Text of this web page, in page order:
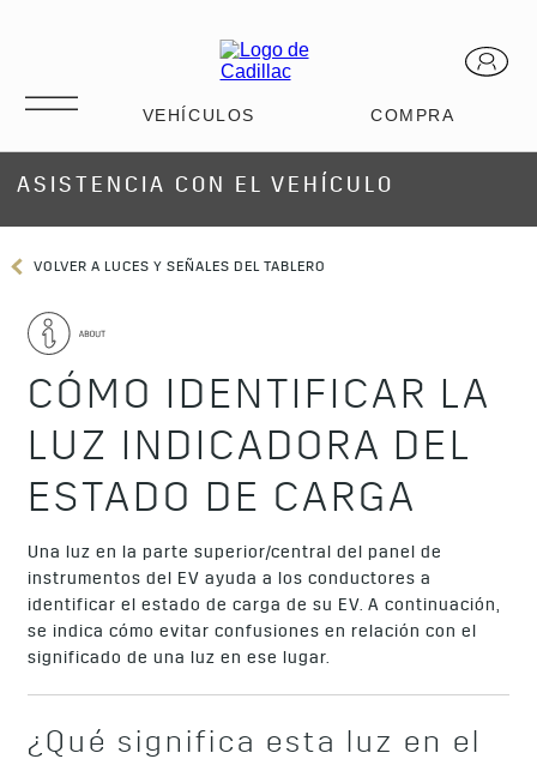
ASISTENCIA CON EL VEHÍCULO
VOLVER A LUCES Y SEÑALES DEL TABLERO
CÓMO IDENTIFICAR LA
LUZ INDICADORA DEL
ESTADO DE CARGA
Una luz en la parte superior/central del panel de
instrumentos del EV ayuda a los conductores a
identificar el estado de carga de su EV. A continuación,
se indica cómo evitar confusiones en relación con el
significado de una luz en ese lugar.
¿Qué significa esta luz en el